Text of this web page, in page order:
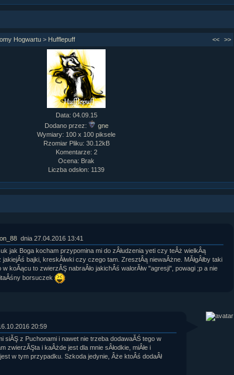
Hogwartu> Hufflepuff << >>
Data: 04.09.15
Dodano przez:
gne
Wymiary: 100 x 100 piksele
Rzomiar Pliku: 30.12kB
Komentarze: 2
Ocena: Brak
Liczba odsłon: 1139
dnia 27.04.2016 13:41
jak Boga kocham przypomina mi do zÂłudzenia yeti czy teÂż wielkÂą
jakiejÂś bajki, kreskĂłwki czy czego tam. ZresztÂą niewaÂżne. MĂłgÂłby taki
w koĂącu to zwierzĂŞ nabraÂło jakichÂś walorĂłw "agresji", powagi ;p a nie
borsuczek
20:59
siĂŞ z Puchonami i nawet nie trzeba dodawaĂŚ tego w
zwierzĂŞta i kaÂżde jest dla mnie sÂłodkie, miÂłe i
w tym przypadku. Szkoda jedynie, Âże ktoÂś dodaÂł